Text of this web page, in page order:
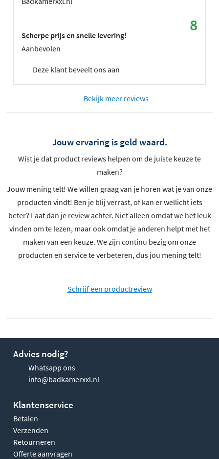
8
Scherpe prijs en snelle levering!
Aanbevolen
Deze klant beveelt ons aan
Bekijk meer reviews
Jouw ervaring is geld waard.
Wist je dat product reviews helpen om de juiste keuze te
maken?
Jouw mening telt! We willen graag van je horen wat je van onze
producten vindt! Ben je blij verrast, of kan er wellicht iets
beter? Laat dan je review achter. Niet alleen omdat we het leuk
vinden om te lezen, maar ook omdat je anderen helpt met het
maken van een keuze. We zijn continu bezig om onze
producten en service te verbeteren, dus jou mening telt!
Schrijf een productreview
Advies nodig?
Whatsapp ons
info@badkamerxxl.nl
Klantenservice
Betalen
Verzenden
Retourneren
Offerte aanvragen